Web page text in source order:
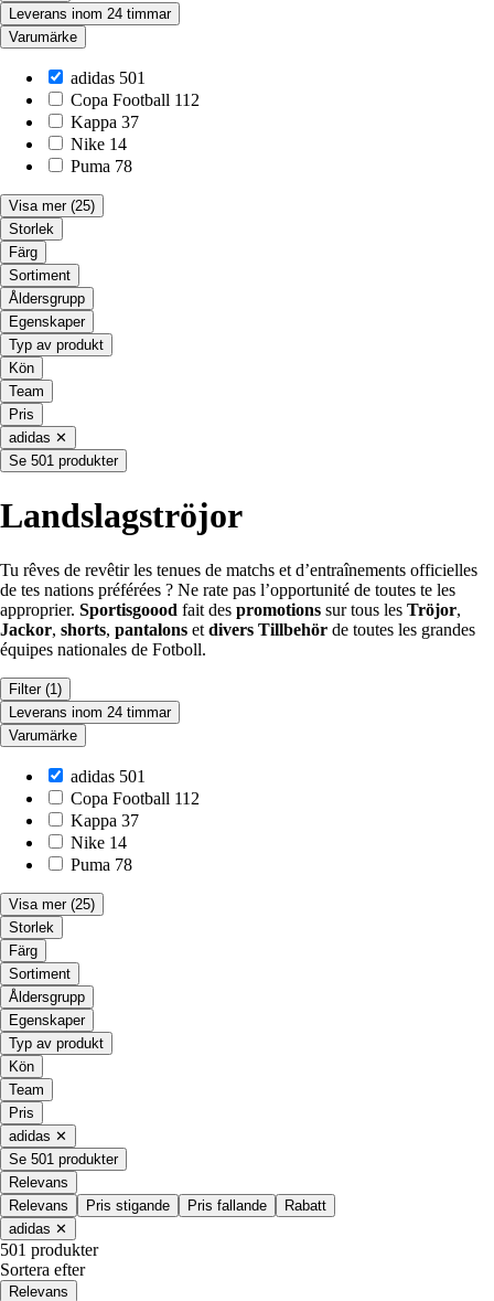
Leverans inom 24 timmar
Varumärke
adidas 501
Copa Football 112
Kappa 37
Nike 14
Puma 78
Visa mer (25)
Storlek
Färg
Sortiment
Åldersgrupp
Egenskaper
Typ av produkt
Kön
Team
Pris
adidas ✕
Se 501 produkter
Landslagströjor
Tu rêves de revêtir les tenues de matchs et d’entraînements officielles
de tes nations préférées ? Ne rate pas l’opportunité de toutes te les
approprier. Sportisgoood fait des promotions sur tous les Tröjor,
Jackor, shorts, pantalons et divers Tillbehör de toutes les grandes
équipes nationales de Fotboll.
Filter (1)
Leverans inom 24 timmar
Varumärke
adidas 501
Copa Football 112
Kappa 37
Nike 14
Puma 78
Visa mer (25)
Storlek
Färg
Sortiment
Åldersgrupp
Egenskaper
Typ av produkt
Kön
Team
Pris
adidas ✕
Se 501 produkter
Relevans
Relevans
Pris stigande Pris fallande
Rabatt
adidas ✕
501 produkter
Sortera efter
Relevans